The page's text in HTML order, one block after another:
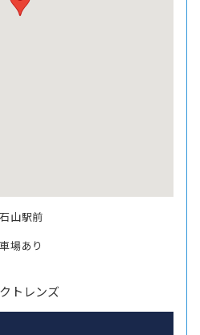
山駅前
場あり
トレンズ